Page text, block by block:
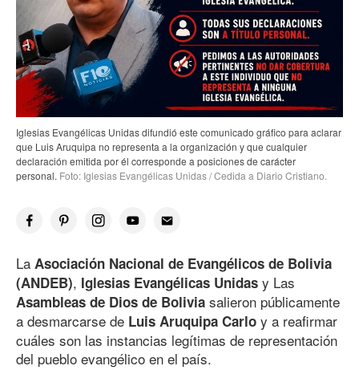
Iglesias Evangélicas Unidas difundió este comunicado gráfico para aclarar
que Luis Aruquipa no representa a la organización y que cualquier
declaración emitida por él corresponde a posiciones de carácter
personal. Foto: Iglesias Evangélicas Unidas / Cedida a Diario Cristiano.
La Asociación Nacional de Evangélicos de Bolivia
(ANDEB), Iglesias Evangélicas Unidas y Las
Asambleas de Dios de Bolivia salieron públicamente
a desmarcarse de Luis Aruquipa Carlo y a reafirmar
cuáles son las instancias legítimas de representación
del pueblo evangélico en el país.